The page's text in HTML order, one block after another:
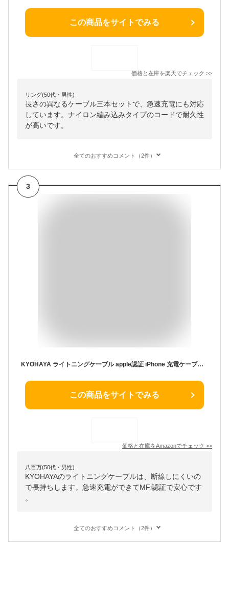
この商品をサイトでみる
価格と在庫を楽天でチェック >>
リング(50代・男性)
長さの異なるケーブル三本セットで、急速充電にも対応
しています。ナイロン編み込みタイプのコードで耐久性
が高いです。
全てのおすすめコメント（2件）
3
KYOHAYA ライトニングケーブル apple認証 iPhone 充電ケーブル MFi認証 急速 丈夫 ナイロン 強靭 断線 しにくい 急速充電 データ転送 iPhone 14/14Pro/13/13Pro/12/12mini/11/11Pro/XR/XS/X/8/7/SE対応 CONNECT GEAR TOUGH-1L (50cm, レッド)
この商品をサイトでみる
価格と在庫をAmazonでチェック >>
八百万(50代・男性)
KYOHAYAのライトニングケーブルは、断線しにくいの
で長持ちします。急速充電ができてMFi認証で安心です
。
全てのおすすめコメント（2件）